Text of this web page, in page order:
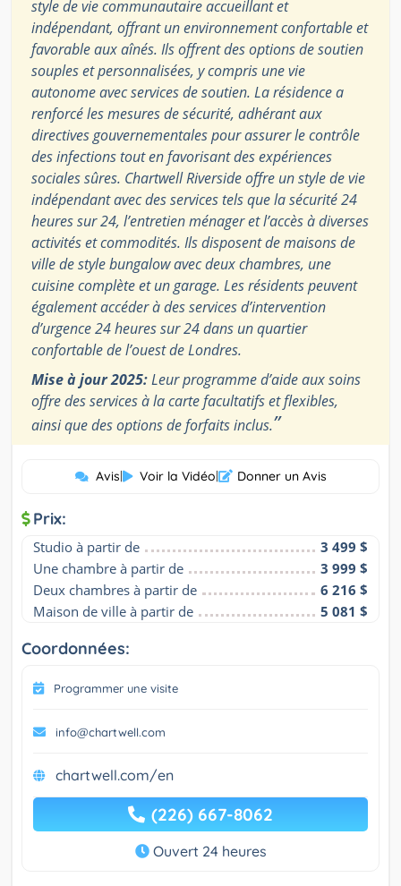
style de vie communautaire accueillant et
indépendant, offrant un environnement confortable et
favorable aux aînés. Ils offrent des options de soutien
souples et personnalisées, y compris une vie
autonome avec services de soutien. La résidence a
renforcé les mesures de sécurité, adhérant aux
directives gouvernementales pour assurer le contrôle
des infections tout en favorisant des expériences
sociales sûres. Chartwell Riverside offre un style de vie
indépendant avec des services tels que la sécurité 24
heures sur 24, l’entretien ménager et l’accès à diverses
activités et commodités. Ils disposent de maisons de
ville de style bungalow avec deux chambres, une
cuisine complète et un garage. Les résidents peuvent
également accéder à des services d’intervention
d’urgence 24 heures sur 24 dans un quartier
confortable de l’ouest de Londres.
Mise à jour 2025:Leur programme d’aide aux soins
offre des services à la carte facultatifs et flexibles,
ainsi que des options de forfaits inclus.”
Avis| Voir la Vidéo| Donner un Avis
Prix:
Studio à partir de
3 499 $
Une chambre à partir de
3 999 $
Deux chambres à partir de
6 216 $
Maison de ville à partir de
5 081 $
Coordonnées:
Programmer une visite
info@chartwell.com
chartwell.com/en
(226) 667-8062
Ouvert 24 heures